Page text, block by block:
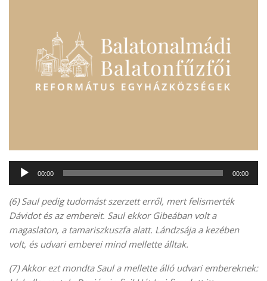
Audió
00:00 00:00
(6) Saul pedig tudomást szerzett erről, mert felismerték
Dávidot és az embereit. Saul ekkor Gibeában volt a
magaslaton, a tamariszkuszfa alatt. Lándzsája a kezében
volt, és udvari emberei mind mellette álltak.
(7) Akkor ezt mondta Saul a mellette álló udvari embereknek: